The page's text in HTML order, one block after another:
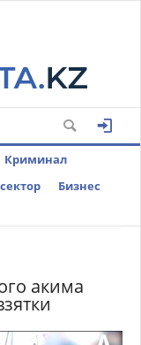
Криминал
Бизнес
акима